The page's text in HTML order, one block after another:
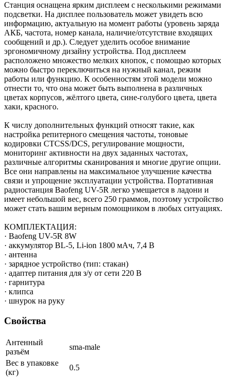
Станция оснащена ярким дисплеем с несколькими режимами
подсветки. На дисплее пользователь может увидеть всю
информацию, актуальную на момент работы (уровень заряда
АКБ, частота, номер канала, наличие/отсутствие входящих
сообщений и др.). Следует уделить особое внимание
эргономичному дизайну устройства. Под дисплеем
расположено множество мелких кнопок, с помощью которых
можно быстро переключиться на нужный канал, режим
работы или функцию. К особенностям этой модели можно
отнести то, что она может быть выполнена в различных
цветах корпусов, жёлтого цвета, сине-голубого цвета, цвета
хаки, красного.
К числу дополнительных функций относят такие, как
настройка репитерного смещения частоты, тоновые
кодировки CTCSS/DCS, регулирование мощности,
мониторинг активности на двух заданных частотах,
различные алгоритмы сканирования и многие другие опции.
Все они направлены на максимальное улучшение качества
связи и упрощение эксплуатации устройства. Портативная
радиостанция Baofeng UV-5R легко умещается в ладони и
имеет небольшой вес, всего 250 граммов, поэтому устройство
может стать вашим верным помощником в любых ситуациях.
КОМПЛЕКТАЦИЯ:
· Baofeng UV-5R 8W
· аккумулятор BL-5, Li-ion 1800 мАч, 7,4 В
· антенна
· зарядное устройство (тип: стакан)
· адаптер питания для з/у от сети 220 В
· гарнитура
· клипса
· шнурок на руку
Свойства
Антенный
разъём
sma-male
Вес в упаковке
(кг)
0.5